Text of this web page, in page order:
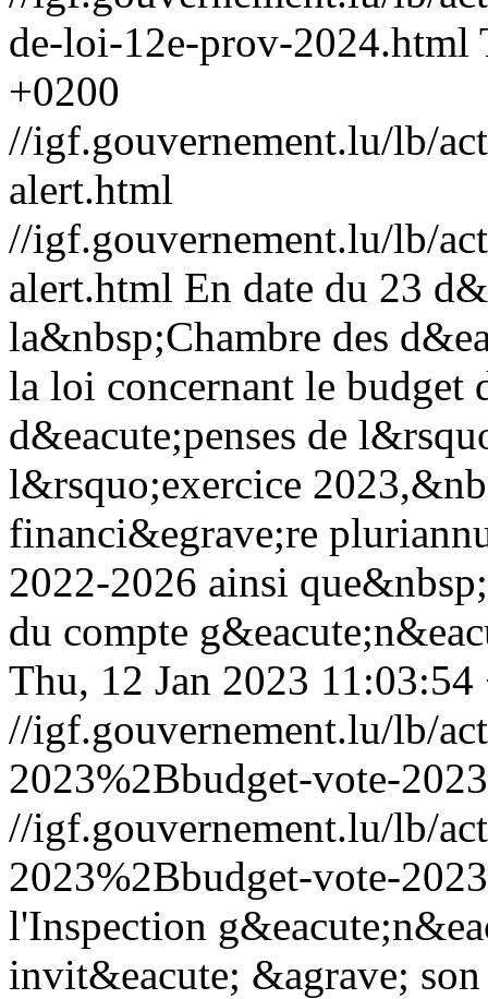
de-loi-12e-prov-2024.html
+0200
//igf.gouvernement.lu/lb/
alert.html
//igf.gouvernement.lu/lb/
alert.html En date du 23
la&nbsp;Chambre des
la loi concernant le budget
d&eacute;penses de
l&rsquo;exercice
financi&egrave;re
2022-2026 ainsi
du compte
Thu, 12 Jan 2023 11:03:54
//igf.gouvernement.lu/lb/
2023%2Bbudget-vote-
//igf.gouvernement.lu/lb/
2023%2Bbudget-vote-
l'Inspection
invit&eacute; &agrave;